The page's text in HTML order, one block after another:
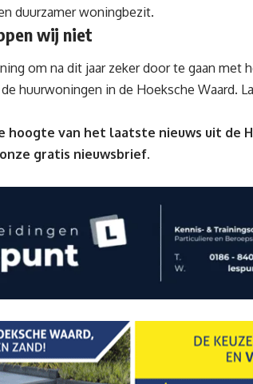
duurzamer woningbezit.
wij niet
om na dit jaar zeker door te gaan met
huurwoningen in de Hoeksche Waard.
hoogte van het laatste nieuws uit de
gratis nieuwsbrief.